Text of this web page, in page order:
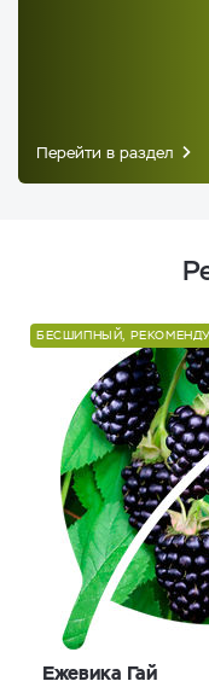
Перейти в раздел
БЕСШИПНЫЙ,
Ежевика Гай